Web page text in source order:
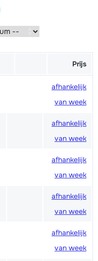
Prijs
afhankelijk
van week
afhankelijk
van week
afhankelijk
van week
afhankelijk
van week
afhankelijk
van week